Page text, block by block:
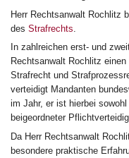
Herr Rechtsanwalt Rochlitz
des Strafrechts
In zahlreichen erst- und
Rechtsanwalt Rochlitz
Strafrecht und
verteidigt Mandanten
im Jahr, er ist hierbei
beigeordneter
Da Herr Rechtsanwalt
besondere praktische